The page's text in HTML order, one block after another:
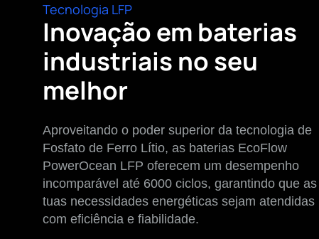
Tecnologia LFP
Inovação em baterias
industriais no seu
melhor
Aproveitando o poder superior da tecnologia de
Fosfato de Ferro Lítio, as baterias EcoFlow
PowerOcean LFP oferecem um desempenho
incomparável até 6000 ciclos, garantindo que as
tuas necessidades energéticas sejam atendidas
com eficiência e fiabilidade.